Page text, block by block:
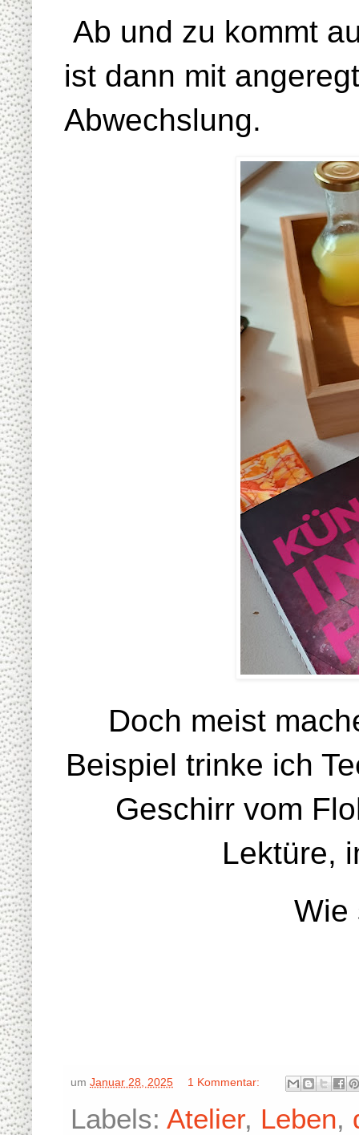
Ab und zu kommt
ist dann mit
Abwechslung.
Doch meist
Beispiel trinke ich
Geschirr vom
Lektüre,
Wie
um Januar 28, 2025 1 Kommentar:
Labels: Atelier, Leben,